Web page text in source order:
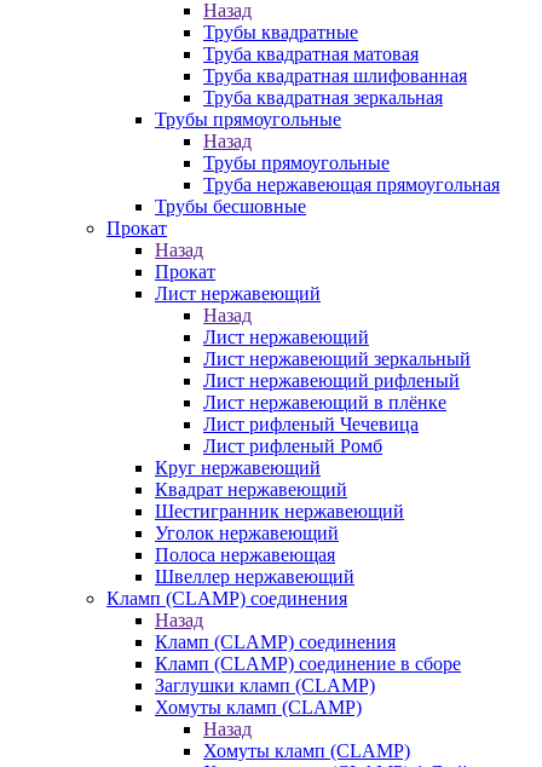
Назад
Трубы квадратные
Труба квадратная матовая
Труба квадратная шлифованная
Труба квадратная зеркальная
Трубы прямоугольные
Назад
Трубы прямоугольные
Труба нержавеющая прямоугольная
Трубы бесшовные
Прокат
Назад
Прокат
Лист нержавеющий
Назад
Лист нержавеющий
Лист нержавеющий зеркальный
Лист нержавеющий рифленый
Лист нержавеющий в плёнке
Лист рифленый Чечевица
Лист рифленый Ромб
Круг нержавеющий
Квадрат нержавеющий
Шестигранник нержавеющий
Уголок нержавеющий
Полоса нержавеющая
Швеллер нержавеющий
Кламп (CLAMP) соединения
Назад
Кламп (CLAMP) соединения
Кламп (CLAMP) соединение в сборе
Заглушки кламп (CLAMP)
Хомуты кламп (CLAMP)
Назад
Хомуты кламп (CLAMP)